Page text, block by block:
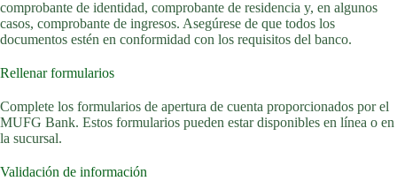
comprobante de identidad, comprobante de residencia y, en algunos
casos, comprobante de ingresos. Asegúrese de que todos los
documentos estén en conformidad con los requisitos del banco.
Rellenar formularios
Complete los formularios de apertura de cuenta proporcionados por el
MUFG Bank. Estos formularios pueden estar disponibles en línea o en
la sucursal.
Validación de información